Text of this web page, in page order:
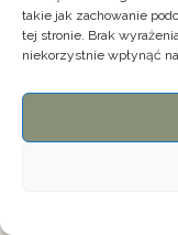
takie jak zachowanie
tej stronie. Brak
niekorzystnie wpłynąć